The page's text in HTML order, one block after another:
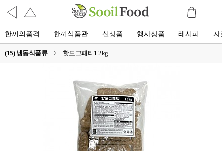
한끼의품격 한끼식품관 신상품 행사상품 레시피 자
(15) 냉동식품류 > 핫도그패티1.2kg